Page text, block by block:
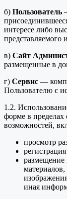
б) Пользователь
интересе либо
представляемого
в) Сайт
размещенные в
г) Сервис —
Пользователю с
1.2.
форме в
возможностей,
просмотр
иная